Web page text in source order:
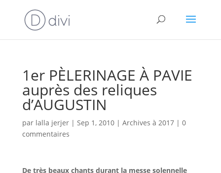
1er PÈLERINAGE À PAVIE
auprès des reliques
d’AUGUSTIN
par lalla jerjer| Sep 1, 2010| Archives à 2017| 0
commentaires
De très beaux chants durant la messe solennelle